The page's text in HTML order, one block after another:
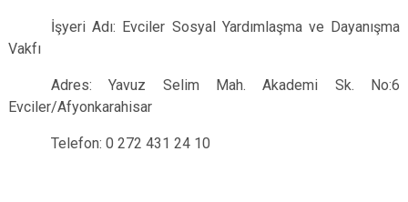
İşyeri Adı: Evciler Sosyal Yardımlaşma ve Dayanışma
Vakfı
Adres: Yavuz Selim Mah. Akademi Sk. No:6
Evciler/Afyonkarahisar
Telefon: 0 272 431 24 10